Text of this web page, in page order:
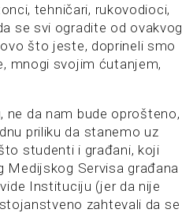
tehničari, rukovodioci,
se svi ogradite od ovakvog
što jeste, doprineli smo
mnogi svojim ćutanjem,
ne da nam bude oprošteno,
priliku da stanemo uz
studenti i građani, koji
Medijskog Servisa građana
Instituciju (jer da nije
zahtevali da se